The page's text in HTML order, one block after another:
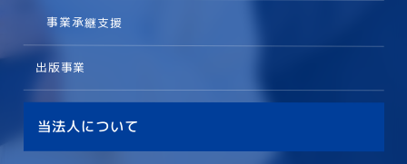
事業承継支援
出版事業
当法人について